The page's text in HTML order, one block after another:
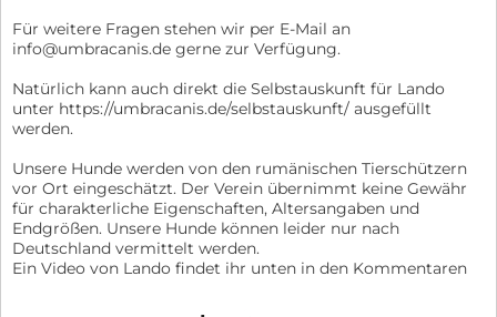
Für weitere Fragen stehen wir per E-Mail an
info@umbracanis.de gerne zur Verfügung.
Natürlich kann auch direkt die Selbstauskunft für Lando
unter https://umbracanis.de/selbstauskunft/ ausgefüllt
werden.
Unsere Hunde werden von den rumänischen Tierschützern
vor Ort eingeschätzt. Der Verein übernimmt keine Gewähr
für charakterliche Eigenschaften, Altersangaben und
Endgrößen. Unsere Hunde können leider nur nach
Deutschland vermittelt werden.
Ein Video von Lando findet ihr unten in den Kommentaren